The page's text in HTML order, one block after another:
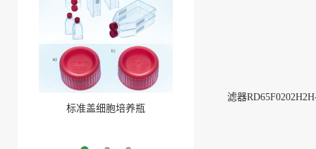
标准盖细胞培养瓶
滤器